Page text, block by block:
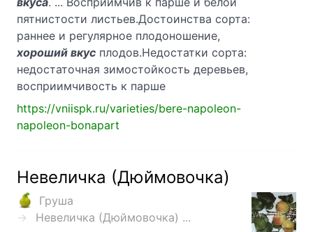
пятнистости листьев.Достоинства сорта:
раннее и регулярное плодоношение,
хороший вкус пло­дов.Недостатки сорта:
недостаточная зимостойкость деревьев,
восприимчивость к парше
https://vniispk.ru/varieties/bere-napoleon-
napoleon-bonapart
Невеличка (Дюймовочка)
Груша
Невеличка (Дюймовочка) ...